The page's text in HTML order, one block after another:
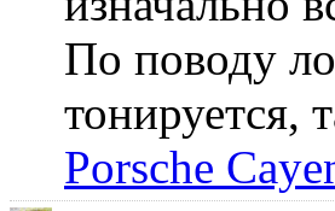
По поводу
тонируется,
Porsche